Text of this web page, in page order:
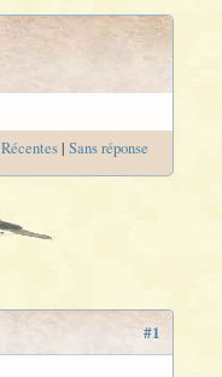
Récentes| Sans réponse
#1